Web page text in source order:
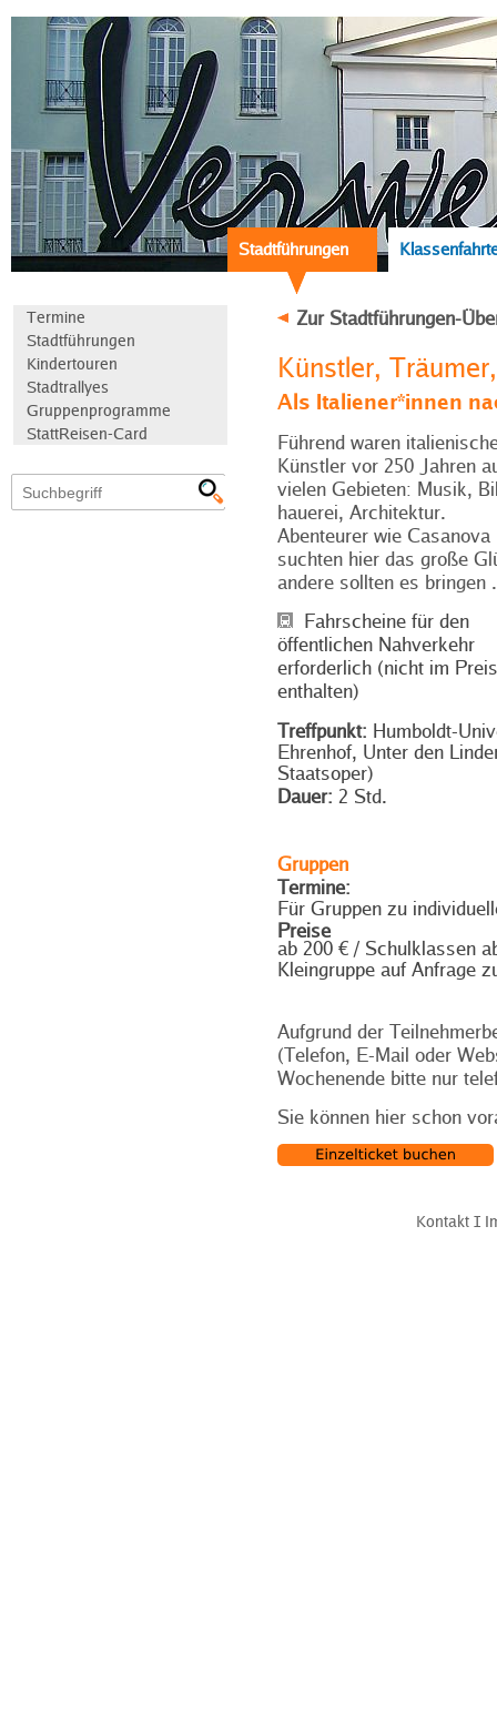
Stadtführungen
Termine
Stadtführungen
Kindertouren
Stadtrallyes
Gruppenprogramme
StattReisen-Card
Zur Stadtführungen-
Künstler,
Als Italiener*innen
Führend waren
Künstler vor 250 Jahren
vielen Gebieten: Musik,
hauerei, Architektur.
Abenteurer wie Casanova
suchten hier das große
andere sollten es bringen
Fahrscheine für den
öffentlichen Nahverkehr
erforderlich (nicht im Preis
enthalten)
Treffpunkt: Humboldt-
Ehrenhof, Unter den
Staatsoper)
Dauer: 2 Std.
Gruppen
Termine:
Für Gruppen zu
Preise
ab 200 € / Schulklassen
Kleingruppe auf Anfrage
Aufgrund der
(Telefon, E-Mail oder
Wochenende bitte nur
Sie können hier schon
Kontakt Ι